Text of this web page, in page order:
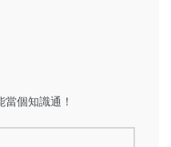
個知識通！